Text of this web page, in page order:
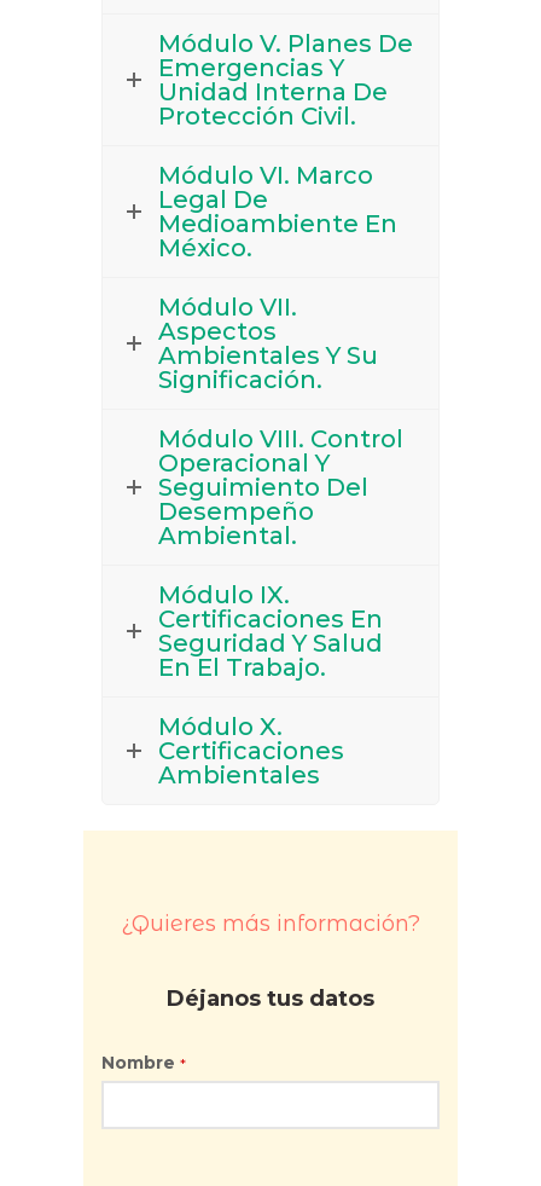
Módulo V. Planes De
Emergencias Y
Unidad Interna De
Protección Civil.
Módulo VI. Marco
Legal De
Medioambiente En
México.
Módulo VII.
Aspectos
Ambientales Y Su
Significación.
Módulo VIII. Control
Operacional Y
Seguimiento Del
Desempeño
Ambiental.
Módulo IX.
Certificaciones En
Seguridad Y Salud
En El Trabajo.
Módulo X.
Certificaciones
Ambientales
¿Quieres más información?
Déjanos tus datos
Nombre *